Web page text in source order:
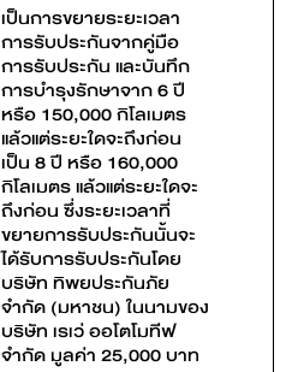
เป็นการขยายระยะเวลา
การรับประกันจากคู่มือ
การรับประกัน และบันทึก
การบำรุงรักษาจาก 6 ปี
หรือ 150,000 กิโลเมตร
แล้วแต่ระยะใดจะถึงก่อน
เป็น 8 ปี หรือ 160,000
กิโลเมตร แล้วแต่ระยะใดจะ
ถึงก่อน ซึ่งระยะเวลาที่
ขยายการรับประกันนั้นจะ
ได้รับการรับประกันโดย
บริษัท ทิพยประกันภัย
จำกัด (มหาชน) ในนามของ
บริษัท เรเว่ ออโตโมทีฟ
จำกัด มูลค่า 25,000 บาท